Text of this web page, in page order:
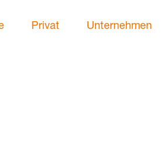
Privat Unternehmen